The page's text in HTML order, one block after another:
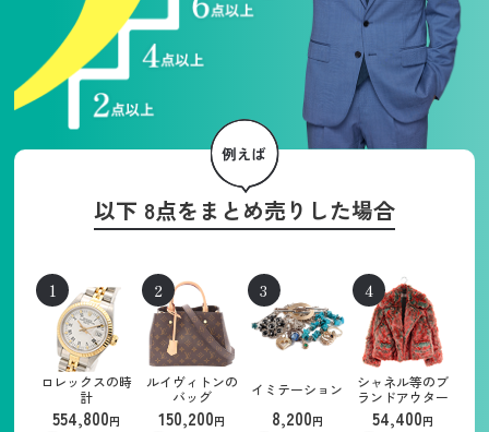
以下 8点をまとめ売りした場合
ロレックスの時
計
554,800円
ルイヴィトンの
バッグ
150,200円
イミテーション
8,200円
シャネル等のブ
ランドアウター
54,400円